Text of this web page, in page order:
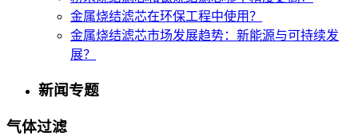
金属烧结滤芯在环保工程中使用？
金属烧结滤芯市场发展趋势：新能源与可持续发
展？
新闻专题
气体过滤